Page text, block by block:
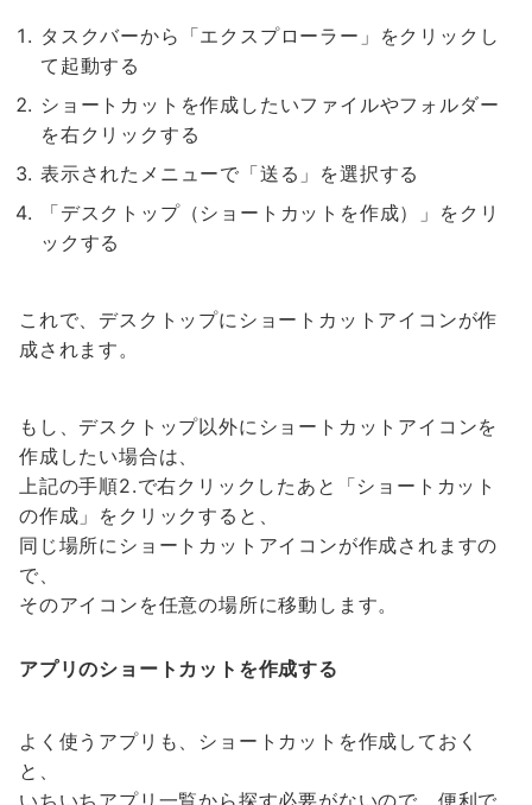
タスクバーから「エクスプローラー」をクリックし
て起動する
ショートカットを作成したいファイルやフォルダー
を右クリックする
表示されたメニューで「送る」を選択する
「デスクトップ（ショートカットを作成）」をクリ
ックする
これで、デスクトップにショートカットアイコンが作
成されます。
もし、デスクトップ以外にショートカットアイコンを
作成したい場合は、
上記の手順2.で右クリックしたあと「ショートカット
の作成」をクリックすると、
同じ場所にショートカットアイコンが作成されますの
で、
そのアイコンを任意の場所に移動します。
アプリのショートカットを作成する
よく使うアプリも、ショートカットを作成しておく
と、
いちいちアプリ一覧から探す必要がないので、便利で